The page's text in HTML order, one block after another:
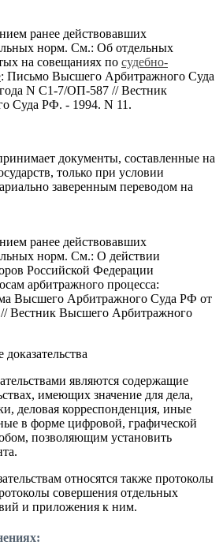
ранее действовавших
норм. См.: Об отдельных
на совещаниях по судебно-
: Письмо Высшего Арбитражного Суда
N С1-7/ОП-587 // Вестник
Суда РФ. - 1994. N 11.
документы, составленные на
только при условии
заверенным переводом на
ранее действовавших
норм. См.: О действии
Российской Федерации
арбитражного процесса:
Высшего Арбитражного Суда РФ от
Вестник Высшего Арбитражного
являются содержащие
имеющих значение для дела,
деловая корреспонденция, иные
в форме цифровой, графической
позволяющим установить
относятся также протоколы
совершения отдельных
и приложения к ним.